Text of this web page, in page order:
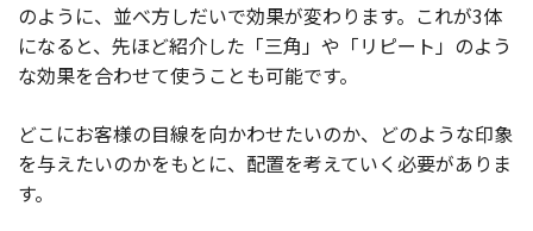
のように、並べ方しだいで効果が変わります。これが3体
になると、先ほど紹介した「三角」や「リピート」のよう
な効果を合わせて使うことも可能です。
どこにお客様の目線を向かわせたいのか、どのような印象
を与えたいのかをもとに、配置を考えていく必要がありま
す。